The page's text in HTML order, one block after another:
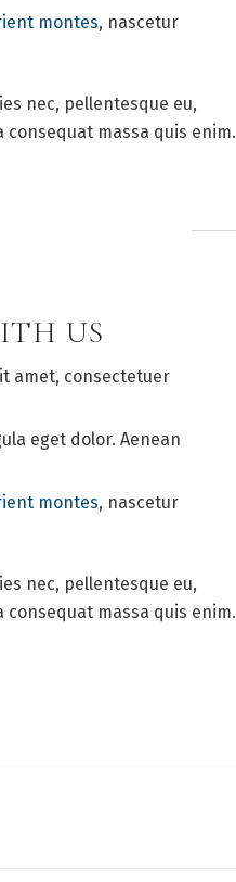
montes, nascetur
nec, pellentesque eu,
consequat massa quis enim.
US
amet, consectetuer
eget dolor. Aenean
montes, nascetur
nec, pellentesque eu,
consequat massa quis enim.